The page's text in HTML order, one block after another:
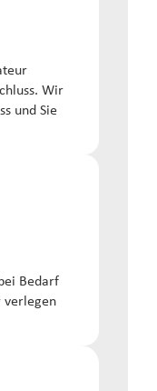
Wir
und Sie
Bedarf
verlegen